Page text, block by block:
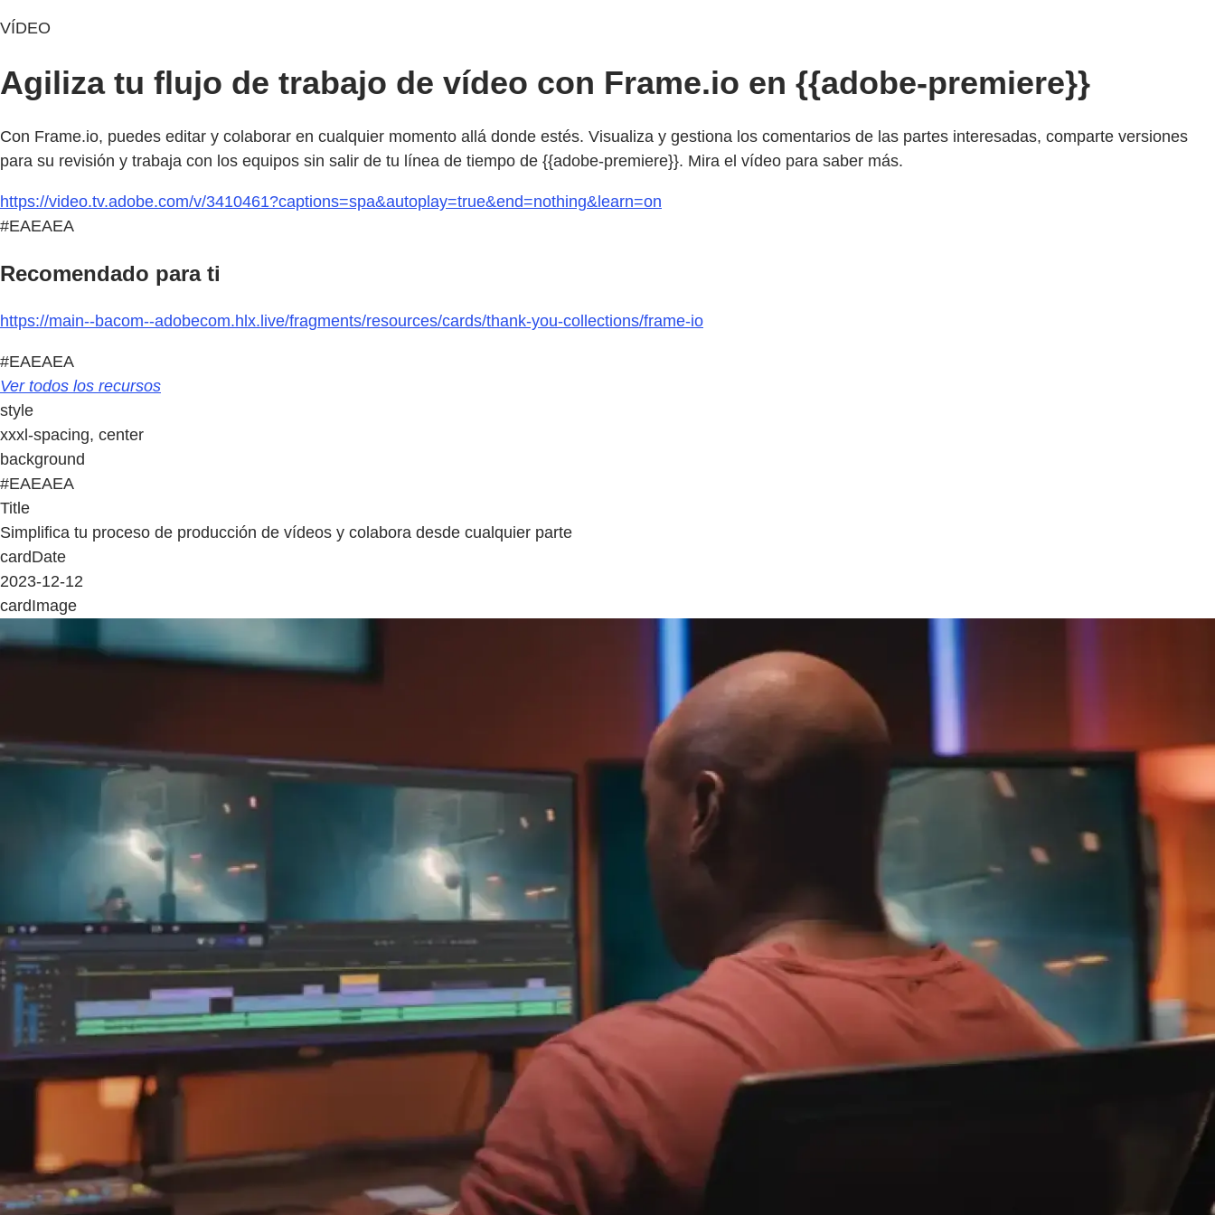
VÍDEO
Agiliza tu flujo de trabajo de vídeo con Frame.io en {{adobe-premiere}}
Con Frame.io, puedes editar y colaborar en cualquier momento allá donde estés. Visualiza y gestiona los comentarios de las partes interesadas, comparte versiones
para su revisión y trabaja con los equipos sin salir de tu línea de tiempo de {{adobe-premiere}}. Mira el vídeo para saber más.
https://video.tv.adobe.com/v/3410461?captions=spa&autoplay=true&end=nothing&learn=on
#EAEAEA
Recomendado para ti
https://main--bacom--adobecom.hlx.live/fragments/resources/cards/thank-you-collections/frame-io
#EAEAEA
Ver todos los recursos
style
xxxl-spacing, center
background
#EAEAEA
Title
Simplifica tu proceso de producción de vídeos y colabora desde cualquier parte
cardDate
2023-12-12
cardImage